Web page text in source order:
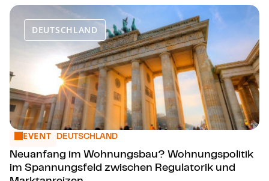
DEUTSCHLAND
Neuanfang im Wohnungsbau? Woh­nungs­po­li­tik im
EVENT DEUTSCHLAND
Neuanfang im Wohnungsbau? Woh­nungs­po­li­tik
im Spannungsfeld zwischen Regulatorik und